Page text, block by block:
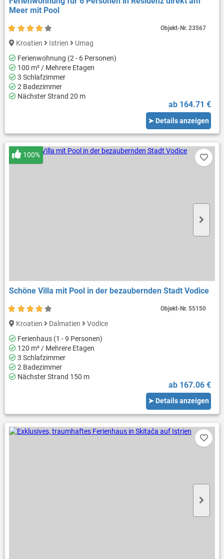
Meer mit Pool
Kroatien Istrien
Umag
Ferienwohnung (2 - 6 Personen)
100 m² / Mehrere Etagen
3 Schlafzimmer
2 Badezimmer
Nächster Strand 20 m
ab 164.71 €
➤ Details anzeigen
Objekt-Nr.23567
Schöne Villa mit Pool in der bezaubernden Stadt Vodice
100%
Kroatien Dalmatien
Vodice
Ferienhaus (1 - 9 Personen)
120 m² / Mehrere Etagen
3 Schlafzimmer
2 Badezimmer
Nächster Strand 150 m
ab 167.06 €
➤ Details anzeigen
Objekt-Nr.55150